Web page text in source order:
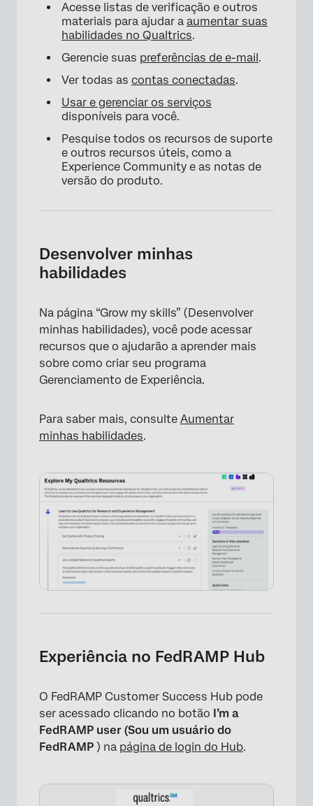
Acesse listas de verificação e outros
materiais para ajudar a aumentar suas
habilidades no Qualtrics.
Gerencie suas preferências de e-mail .
Ver todas as contas conectadas.
Usar e gerenciar os serviços
disponíveis para você.
Pesquise todos os recursos de suporte
e outros recursos úteis, como a
Experience Community e as notas de
versão do produto.
Desenvolver minhas
habilidades
Na página “Grow my skills” (Desenvolver
minhas habilidades), você pode acessar
recursos que o ajudarão a aprender mais
sobre como criar seu programa
Gerenciamento de Experiência.
Para saber mais, consulte Aumentar
minhas habilidades.
Experiência no FedRAMP Hub
O FedRAMP Customer Success Hub pode
ser acessado clicando no botão I’m a
FedRAMP user (Sou um usuário do
FedRAMP ) na página de login do Hub.